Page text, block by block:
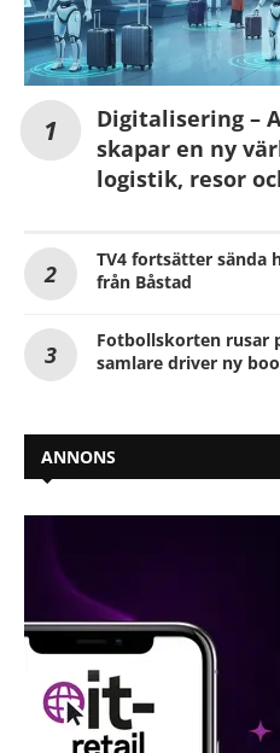
Digitalisering –
skapar en ny
logistik, resor
TV4 fortsätter sända
från Båstad
Fotbollskorten rusar
samlare driver ny
ANNONS